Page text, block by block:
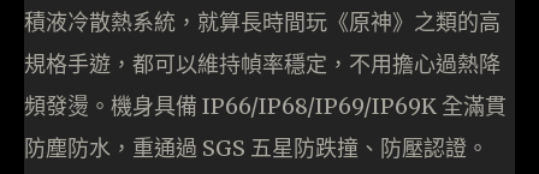
積液冷散熱系統，就算長時間玩《原神》之類的高
規格手遊，都可以維持幀率穩定，不用擔心過熱降
頻發燙。機身具備 IP66/IP68/IP69/IP69K 全滿貫
防塵防水，重通過 SGS 五星防跌撞、防壓認證。